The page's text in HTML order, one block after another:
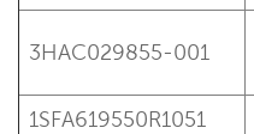
3HAC029855-001
1SFA619550R1051